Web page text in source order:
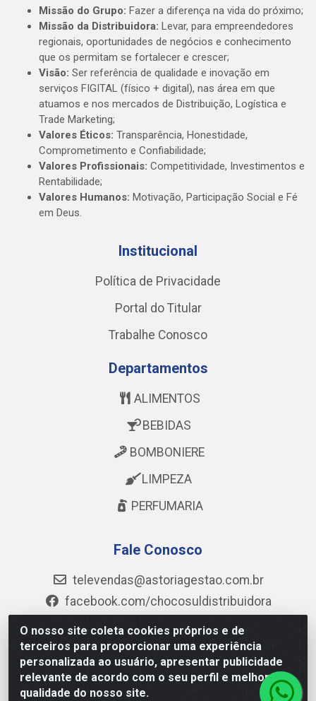
O nosso site coleta cookies próprios e de
terceiros para proporcionar uma experiência
personalizada ao usuário, apresentar publicidade
relevante de acordo com o seu perfil e melhorar a
qualidade do nosso site.
Missão do Grupo: Fazer a diferença na vida do próximo;
Missão da Distribuidora: Levar, para empreendedores
regionais, oportunidades de negócios e conhecimento
que os permitam se fortalecer e crescer;
Visão: Ser referência de qualidade e inovação em
serviços FIGITAL (físico + digital), nas área em que
atuamos e nos mercados de Distribuição, Logística e
Trade Marketing;
Valores Éticos: Transparência, Honestidade,
Comprometimento e Confiabilidade;
Valores Profissionais: Competitividade, Investimentos e
Rentabilidade;
Valores Humanos: Motivação, Participação Social e Fé
em Deus.
Institucional
Política de Privacidade
Portal do Titular
Trabalhe Conosco
Departamentos
ALIMENTOS
BEBIDAS
BOMBONIERE
LIMPEZA
PERFUMARIA
Fale Conosco
televendas@astoriagestao.com.br
facebook.com/chocosuldistribuidora
@chocosul.distribuidora
(73) 99986-6043